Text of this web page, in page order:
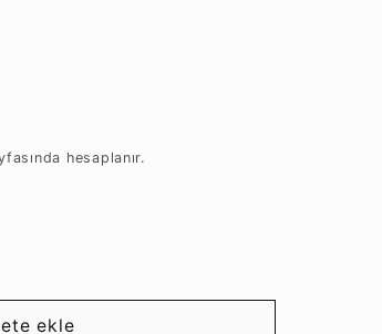
hesaplanır.
ekle